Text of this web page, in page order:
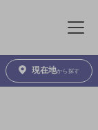
メニュ
現在地から探す